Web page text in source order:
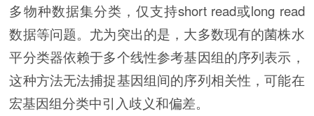
多物种数据集分类，仅支持short read或long read
数据等问题。尤为突出的是，大多数现有的菌株水
平分类器依赖于多个线性参考基因组的序列表示，
这种方法无法捕捉基因组间的序列相关性，可能在
宏基因组分类中引入歧义和偏差。